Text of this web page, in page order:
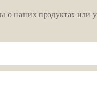
о наших продуктах или